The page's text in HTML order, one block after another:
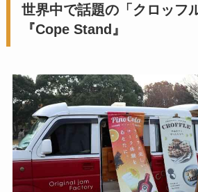
世界中で話題の「クロッフ
『Cope Stand』